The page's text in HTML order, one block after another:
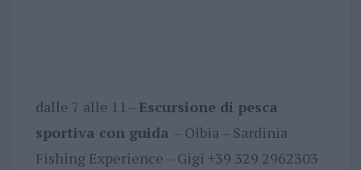
dalle 7 alle 11– Escursione di pesca
sportiva con guida – Olbia – Sardinia
Fishing Experience – Gigi +39 329 2962303